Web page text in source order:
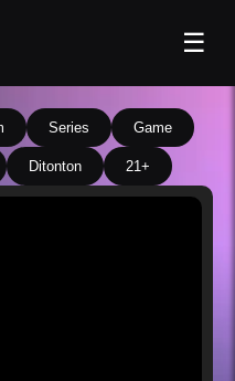
☰
Series Game
Ditonton 21+